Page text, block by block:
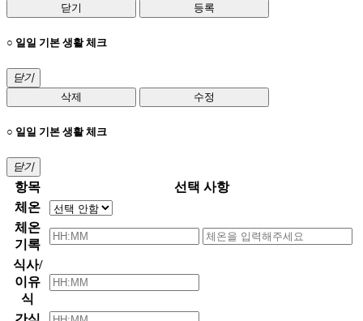
닫기
등록
○ 일일 기본 생활 체크
닫기
삭제
수정
○ 일일 기본 생활 체크
닫기
항목
선택 사항
체온
체온
기록
식사/
이유
식